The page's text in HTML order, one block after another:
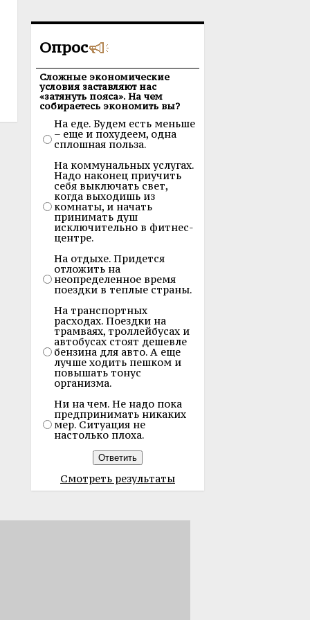
Опрос
Сложные экономические
условия заставляют нас
«затянуть пояса». На чем
собираетесь экономить вы?
На еде. Будем есть меньше
– еще и похудеем, одна
сплошная польза.
На коммунальных услугах.
Надо наконец приучить
себя выключать свет,
когда выходишь из
комнаты, и начать
принимать душ
исключительно в фитнес-
центре.
На отдыхе. Придется
отложить на
неопределенное время
поездки в теплые страны.
На транспортных
расходах. Поездки на
трамваях, троллейбусах и
автобусах стоят дешевле
бензина для авто. А еще
лучше ходить пешком и
повышать тонус
организма.
Ни на чем. Не надо пока
предпринимать никаких
мер. Ситуация не
настолько плоха.
Смотреть результаты